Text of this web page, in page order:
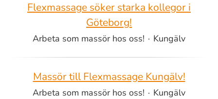
Flexmassage söker starka kollegor i
Göteborg!
Arbeta som massör hos oss! · Kungälv
Massör till Flexmassage Kungälv!
Arbeta som massör hos oss! · Kungälv